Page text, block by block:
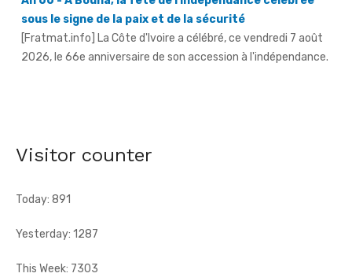
[Fratmat.info] La Côte d'Ivoire a célébré, ce vendredi 7 août
2026, le 66e anniversaire de son accession à l'indépendance.
l'indépendance de la Côte d'Ivoire, ce vendredi 7 août 2026 à
Abengourou, a ...
Visitor counter
Today: 891
Yesterday: 1287
This Week: 7303